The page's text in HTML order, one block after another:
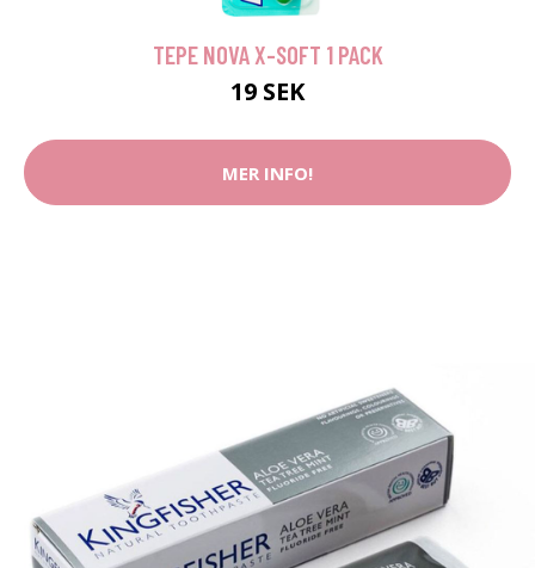
TEPE NOVA X-SOFT 1 PACK
19 SEK
MER INFO!